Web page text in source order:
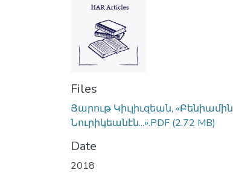
Files
Յարութ Կիւլիւզեան, «Բենիամին
Նուրիկեանէն...».PDF (2.72 MB)
Date
2018